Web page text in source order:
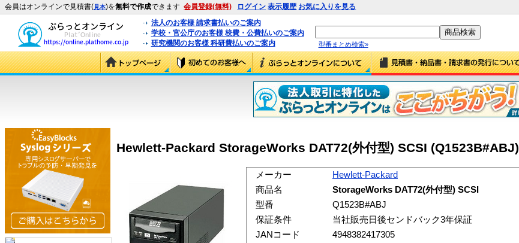
会員はオンラインで見積書(見本)を無料で作成できます 会員登録(無料) ログイン 表示履歴 お気に入りを見る
法人のお客様 請求書払いのご案内
学校・官公庁のお客様 校費・公費払いのご案内
研究機関のお客様 科研費払いのご案内
型番まとめ検索»
Hewlett-Packard StorageWorks DAT72(外付型) SCSI (Q1523B#ABJ)
メーカー
Hewlett-Packard
商品名
StorageWorks DAT72(外付型) SCSI
型番
Q1523B#ABJ
保証条件
当社販売日後センドバック3年保証
JANコード
4948382417305